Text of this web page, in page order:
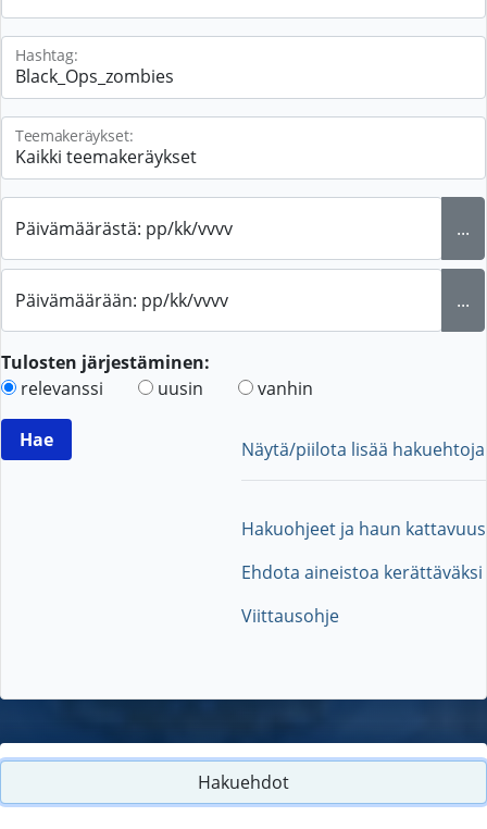
Hashtag:
Teemakeräykset:
Päivämäärästä: pp/kk/vvvv ...
Päivämäärään: pp/kk/vvvv ...
Tulosten järjestäminen:
relevanssi
uusin vanhin
Näytä/piilota lisää hakuehtoja
Hakuohjeet ja haun kattavuus
Ehdota aineistoa kerättäväksi
Viittausohje
Hakuehdot